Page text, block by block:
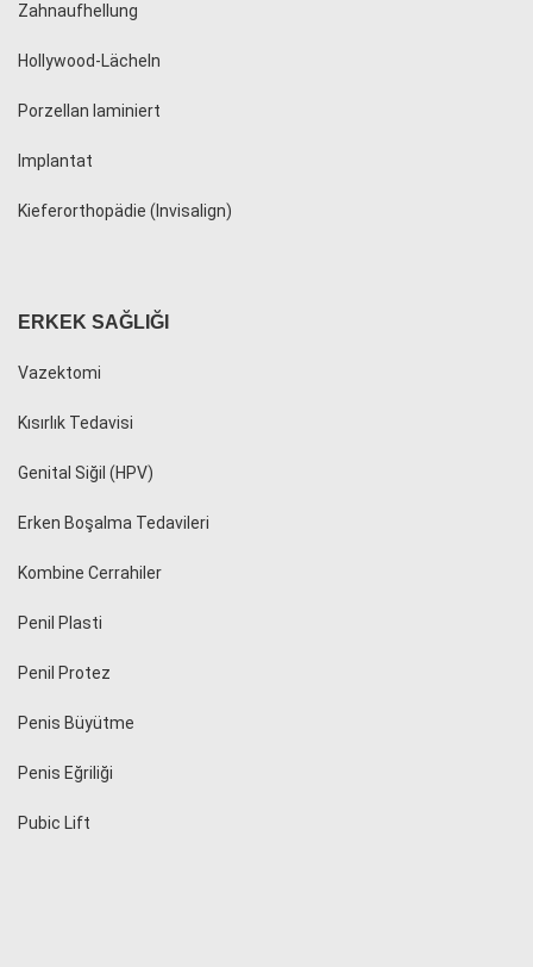
Zahnaufhellung
Hollywood-Lächeln
Porzellan laminiert
Implantat
Kieferorthopädie (Invisalign)
ERKEK SAĞLIĞI
Vazektomi
Kısırlık Tedavisi
Genital Siğil (HPV)
Erken Boşalma Tedavileri
Kombine Cerrahiler
Penil Plasti
Penil Protez
Penis Büyütme
Penis Eğriliği
Pubic Lift